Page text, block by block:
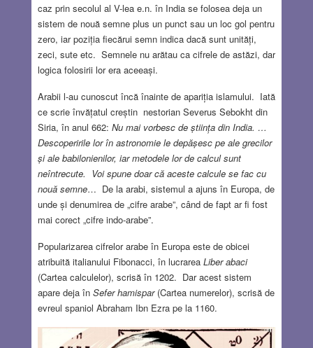
caz prin secolul al V-lea e.n. în India se folosea deja un
sistem de nouă semne plus un punct sau un loc gol pentru
zero, iar poziția fiecărui semn indica dacă sunt unități,
zeci, sute etc. Semnele nu arătau ca cifrele de astăzi, dar
logica folosirii lor era aceeași.
Arabii l-au cunoscut încă înainte de apariția islamului. Iată
ce scrie învățatul creștin nestorian Severus Sebokht din
Siria, în anul 662: Nu mai vorbesc de știința din India. …
Descoperirile lor în astronomie le depășesc pe ale grecilor
și ale babilonienilor, iar metodele lor de calcul sunt
neîntrecute. Voi spune doar că aceste calcule se fac cu
nouă semne… De la arabi, sistemul a ajuns în Europa, de
unde și denumirea de „cifre arabe”, când de fapt ar fi fost
mai corect „cifre indo-arabe”.
Popularizarea cifrelor arabe în Europa este de obicei
atribuită italianului Fibonacci, în lucrarea Liber abaci
(Cartea calculelor), scrisă în 1202. Dar acest sistem
apare deja în Sefer hamispar(Cartea numerelor), scrisă de
evreul spaniol Abraham Ibn Ezra pe la 1160.